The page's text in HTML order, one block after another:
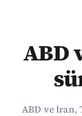
ABD
ABD ve İran,